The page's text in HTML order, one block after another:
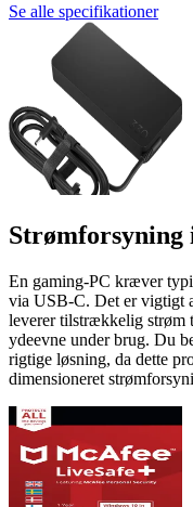
Se alle specifikationer
Strømforsyning
En gaming-PC kræver
via USB-C. Det er vigtigt
leverer tilstrækkelig strøm
ydeevne under brug. Du
rigtige løsning, da dette
dimensioneret